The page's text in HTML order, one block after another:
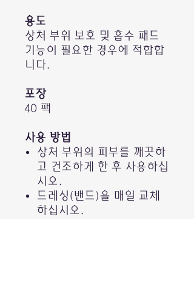
용도
상처 부위 보호 및 흡수 패드
기능이 필요한 경우에 적합합
니다.
포장
40 팩
사용 방법
상처 부위의 피부를 깨끗하
고 건조하게 한 후 사용하십
시오.
드레싱(밴드)을 매일 교체
하십시오.